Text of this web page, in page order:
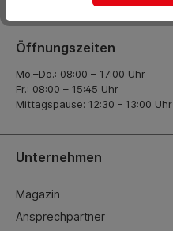
info@hermann-direkt.de
Öffnungszeiten
Mo.–Do.: 08:00 – 17:00 Uhr
Fr.: 08:00 – 15:45 Uhr
Mittagspause: 12:30 - 13:00 Uhr
Unternehmen
Magazin
Ansprechpartner